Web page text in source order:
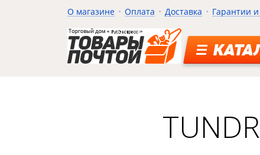
О магазине Оплата Доставка Гарантии